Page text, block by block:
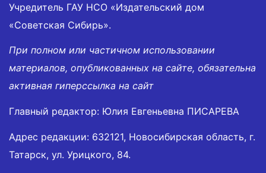
Учредитель ГАУ НСО «Издательский дом
«Советская Сибирь».
При полном или частичном использовании
материалов, опубликованных на сайте, обязательна
активная гиперссылка на сайт
Главный редактор: Юлия Евгеньевна ПИСАРЕВА
Адрес редакции: 632121, Новосибирская область, г.
Татарск, ул. Урицкого, 84.